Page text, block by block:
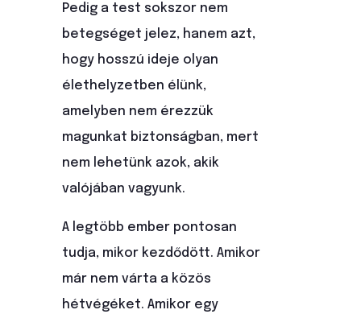
Pedig a test sokszor nem
betegséget jelez, hanem azt,
hogy hosszú ideje olyan
élethelyzetben élünk,
amelyben nem érezzük
magunkat biztonságban, mert
nem lehetünk azok, akik
valójában vagyunk.
A legtöbb ember pontosan
tudja, mikor kezdődött. Amikor
már nem várta a közös
hétvégéket. Amikor egy